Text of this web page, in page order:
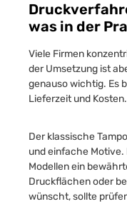
was in der
Viele Firmen
der Umsetzung ist
genauso wichtig. Es
Lieferzeit und Kosten.
Der klassische
und einfache
Modellen ein
Druckflächen oder
wünscht, sollte